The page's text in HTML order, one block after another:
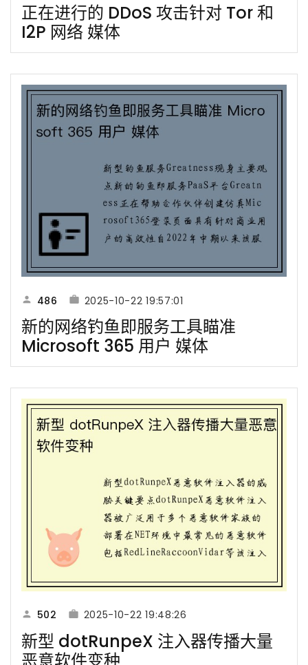
正在进行的 DDoS 攻击针对 Tor 和
I2P 网络 媒体
486 2025-10-22 19:57:01
新的网络钓鱼即服务工具瞄准
Microsoft 365 用户 媒体
502 2025-10-22 19:48:26
新型 dotRunpeX 注入器传播大量
恶意软件变种